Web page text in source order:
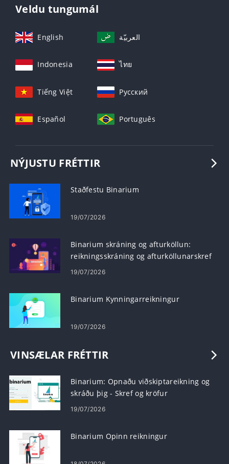
Veldu tungumál
English العربيّة
Indonesia ไทย
Tiếng Việt Русский
Español Português
NÝJUSTU FRÉTTIR
Staðfestu Binarium
19/07/2026
Binarium skráning og afturköllun:
reikningsskráning og afturköllunarskref
19/07/2026
Binarium Kynningarreikningur
19/07/2026
VINSÆLAR FRÉTTIR
Binarium: Opnaðu viðskiptareikning og
skráðu þig - Skref og kröfur
19/07/2026
Binarium Opinn reikningur